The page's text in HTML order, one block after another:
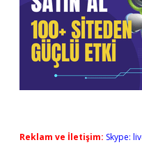
Reklam ve İletişim: Skype: